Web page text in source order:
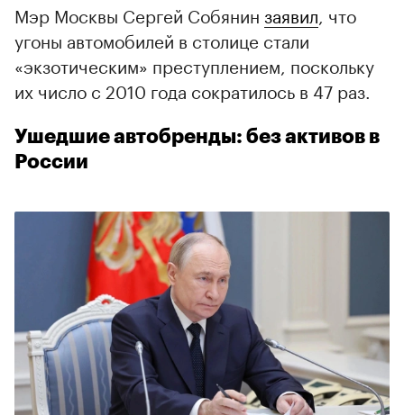
Мэр Москвы Сергей Собянин заявил, что
угоны автомобилей в столице стали
«экзотическим» преступлением, поскольку
их число с 2010 года сократилось в 47 раз.
Ушедшие автобренды: без активов в
России